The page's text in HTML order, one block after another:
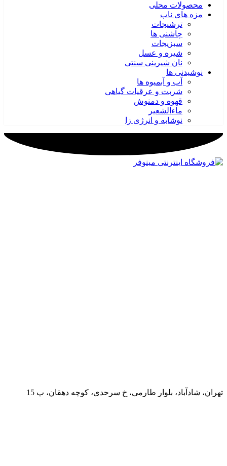
محصولات محلی
مزه های ناب
ترشیجات
چاشنی ها
سبزیجات
شیره و عسل
نان شیرینی سنتی
نوشیدنی ها
آب و آبمیوه ها
شربت و عرقیات گیاهی
قهوه و دمنوش
ماءالشعیر
نوشابه و انرژی زا
تهران، شادآباد، بلوار طارمی، خ سرحدی، کوچه دهقان، پ 15